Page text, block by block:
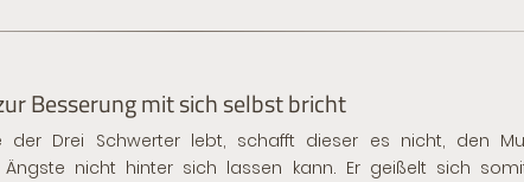
Besserung mit sich selbst bricht
der Drei Schwerter lebt, schafft dieser es nicht, den
nicht hinter sich lassen kann. Er geißelt sich